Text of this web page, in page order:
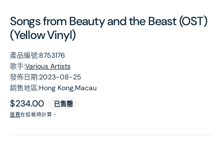
Songs from Beauty and the Beast (OST)
(Yellow Vinyl)
產品編號:8753176
歌手:Various Artists
發佈日期:2023-08-25
銷售地區:Hong Kong,Macau
原
價
$234.00 已售罄
運費在結帳時計算。